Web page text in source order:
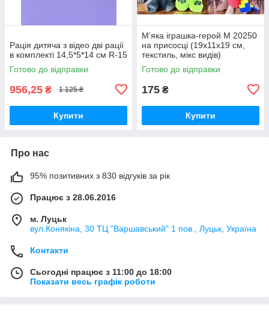
Рація дитяча з відео дві рації
в комплекті 14,5*5*14 см R-15
Готово до відправки
956,25 ₴ 1 125 ₴
Купити
М’яка іграшка-герой M 20250
на присосці (19х11х19 см,
текстиль, мікс видів)
Готово до відправки
175 ₴
Купити
Про нас
95% позитивних з 830 відгуків за рік
Працює з 28.06.2016
м. Луцьк
вул.Конякіна, 30 ТЦ "Варшавський" 1 пов., Луцьк, Україна
Контакти
Сьогодні працює з 11:00 до 18:00
Показати весь графік роботи